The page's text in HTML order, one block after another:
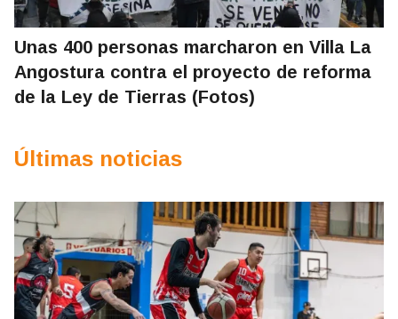
Unas 400 personas marcharon en Villa La
Angostura contra el proyecto de reforma
de la Ley de Tierras (Fotos)
Últimas noticias